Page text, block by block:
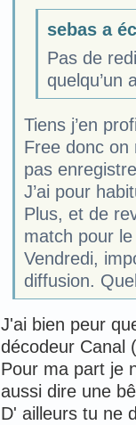
sebas a
Pas de
quelqu’un
Tiens j’en
Free donc on
pas
J’ai pour
Plus, et de
match pour
Vendredi,
diffusion.
J'ai bien peur
décodeur Canal
Pour ma part je
aussi dire une
D' ailleurs tu ne